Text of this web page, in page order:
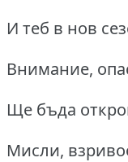
И теб в нов
Внимание,
Ще бъда
Мисли,